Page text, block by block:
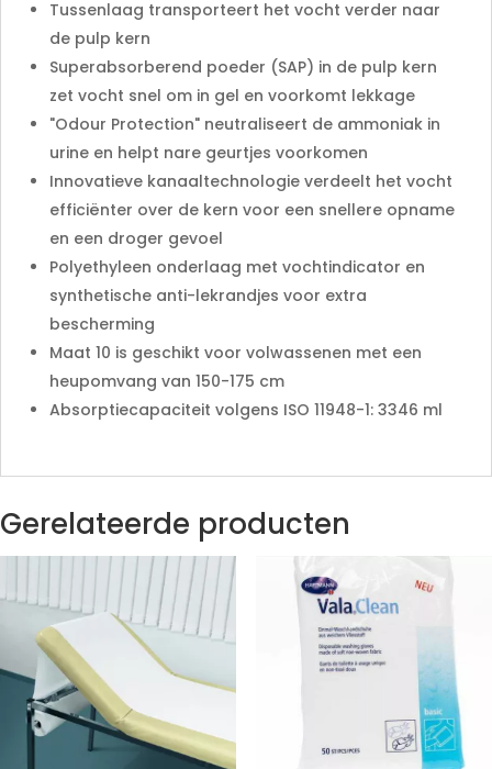
Tussenlaag transporteert het vocht verder naar
de pulp kern
Superabsorberend poeder (SAP) in de pulp kern
zet vocht snel om in gel en voorkomt lekkage
"Odour Protection" neutraliseert de ammoniak in
urine en helpt nare geurtjes voorkomen
Innovatieve kanaaltechnologie verdeelt het vocht
efficiënter over de kern voor een snellere opname
en een droger gevoel
Polyethyleen onderlaag met vochtindicator en
synthetische anti-lekrandjes voor extra
bescherming
Maat 10 is geschikt voor volwassenen met een
heupomvang van 150-175 cm
Absorptiecapaciteit volgens ISO 11948-1: 3346 ml
Gerelateerde producten